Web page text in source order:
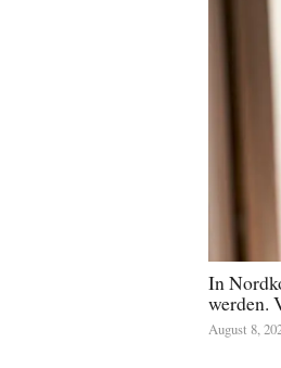
In
werden.
August 8,